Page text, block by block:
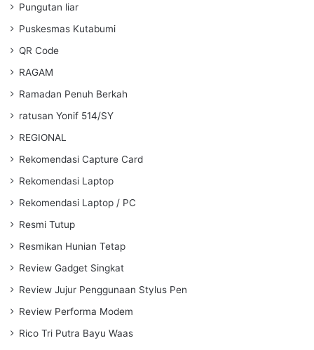
Pungutan liar
Puskesmas Kutabumi
QR Code
RAGAM
Ramadan Penuh Berkah
ratusan Yonif 514/SY
REGIONAL
Rekomendasi Capture Card
Rekomendasi Laptop
Rekomendasi Laptop / PC
Resmi Tutup
Resmikan Hunian Tetap
Review Gadget Singkat
Review Jujur Penggunaan Stylus Pen
Review Performa Modem
Rico Tri Putra Bayu Waas